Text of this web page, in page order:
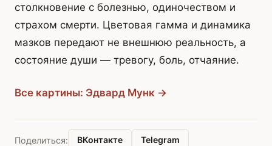
столкновение с болезнью, одиночеством и
страхом смерти. Цветовая гамма и динамика
мазков передают не внешнюю реальность, а
состояние души — тревогу, боль, отчаяние.
Все картины: Эдвард Мунк →
Поделиться: ВКонтакте Telegram